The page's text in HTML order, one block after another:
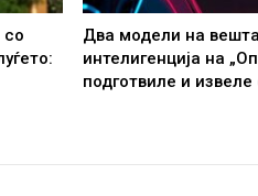
со
Два модели на
интелигенција на
подготвиле и